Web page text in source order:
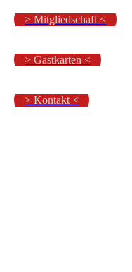
> Mitgliedschaft <
> Gastkarten <
> Kontakt <